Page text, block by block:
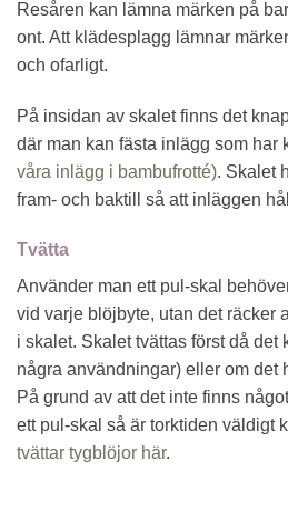
Resåren kan lämna märken på
ont. Att klädesplagg lämnar
och ofarligt.
På insidan av skalet finns det
där man kan fästa inlägg som har
våra inlägg i bambufrotté). Skalet
fram- och baktill så att inläggen
Tvätta
Använder man ett pul-skal
vid varje blöjbyte, utan det räcker
i skalet. Skalet tvättas först då det
några användningar) eller om det
På grund av att det inte finns
ett pul-skal så är torktiden väldigt
tvättar tygblöjor här.